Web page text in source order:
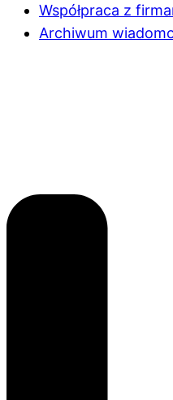
Współpraca z
Archiwum